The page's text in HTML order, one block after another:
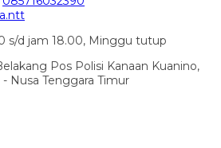
s/d jam 18.00, Minggu tutup
Pos Polisi Kanaan Kuanino,
Nusa Tenggara Timur